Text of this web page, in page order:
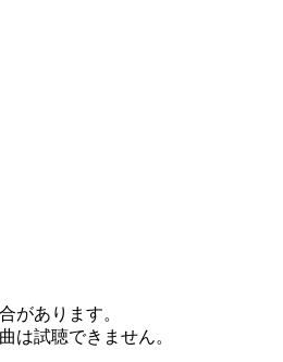
があります。
は試聴できません。